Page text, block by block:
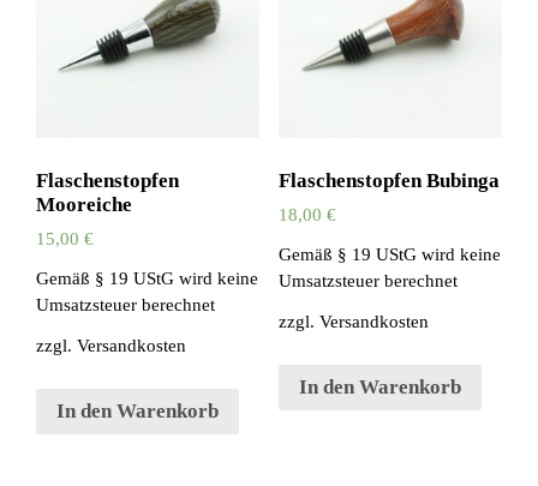
Flaschenstopfen
Mooreiche
15,00 €
Gemäß § 19 UStG wird keine
Umsatzsteuer berechnet
zzgl. Versandkosten
In den Warenkorb
Flaschenstopfen Bubinga
18,00 €
Gemäß § 19 UStG wird keine
Umsatzsteuer berechnet
zzgl. Versandkosten
In den Warenkorb